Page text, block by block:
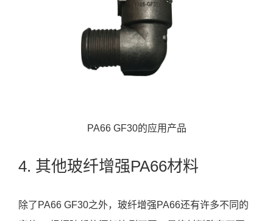
PA66 GF30的应用产品
4. 其他玻纤增强PA66材料
除了PA66 GF30之外，玻纤增强PA66还有许多不同的